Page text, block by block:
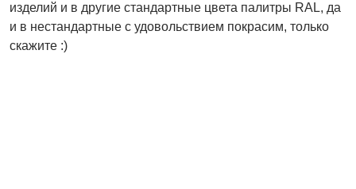
изделий и в другие стандартные цвета палитры RAL, да
и в нестандартные с удовольствием покрасим, только
скажите :)